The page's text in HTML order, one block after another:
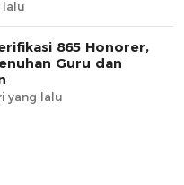
lalu
865 Honorer,
Guru dan
yang lalu